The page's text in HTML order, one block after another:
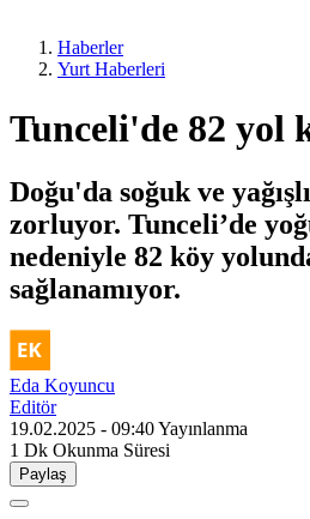
Haberler
Yurt Haberleri
Tunceli'de 82 yol
Doğu'da soğuk ve
zorluyor. Tunceli’de
nedeniyle 82 köy
sağlanamıyor.
Eda Koyuncu
Editör
19.02.2025 - 09:40Yayınlanma
1 Dk Okunma Süresi
Paylaş